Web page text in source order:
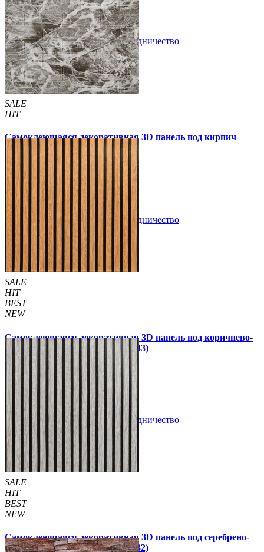
Купить В закладки Сотрудничество
SALE
HIT
Самоклеющаяся декоративная 3D панель под кирпич
черный мрамор 700x770x2мм
63 грн /шт 200 грн /шт
Купить В закладки Сотрудничество
SALE
HIT
BEST
NEW
Самоклеющаяся декоративная 3D панель под коричнево-
черную рейку 680x670x5мм (2533)
160 грн 199 грн /шт
Купить В закладки Сотрудничество
SALE
HIT
BEST
NEW
Самоклеющаяся декоративная 3D панель под серебрено-
черную рейку 680x670x5мм (2532)